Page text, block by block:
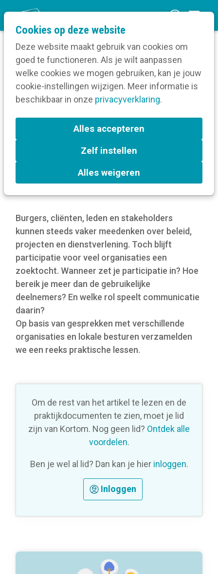
Cookies op deze website
Deze website maakt gebruik van cookies om
goed te functioneren. Als je wilt aanpassen
welke cookies we mogen gebruiken, kan je jouw
cookie-instellingen wijzigen. Meer informatie is
beschikbaar in onze privacyverklaring.
Alles accepteren
Zelf instellen
Alles weigeren
n
m
Home
Blog
Waar houd je rekening mee bij
participatiecommunicatie?
Waar houd je rekening
participatiecommunicatie?
Burgers, cliënten, leden en stakeholders
kunnen steeds vaker meedenken over beleid,
projecten en dienstverlening. Toch blijft
participatie voor veel organisaties een
zoektocht. Wanneer zet je participatie in? Hoe
bereik je meer dan de gebruikelijke
deelnemers? En welke rol speelt communicatie
daarin?
Op basis van gesprekken met verschillende
organisaties en lokale besturen verzamelden
we een reeks praktische lessen.
Om de rest van het artikel te lezen en de
praktijkdocumenten te zien, moet je lid
zijn van Kortom. Nog geen lid? Ontdek alle
voordelen.
Ben je wel al lid? Dan kan je hier inloggen.
Inloggen